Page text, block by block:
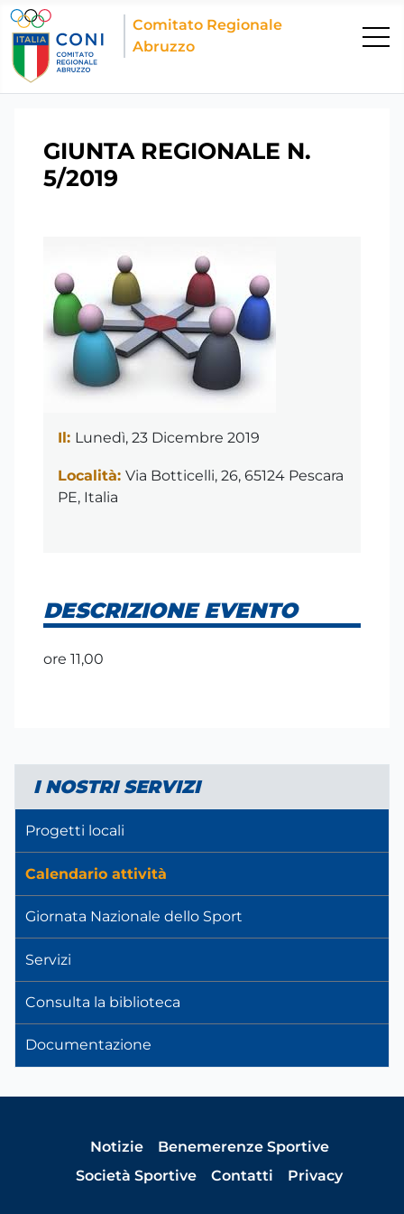
Comitato Regionale
Abruzzo
GIUNTA REGIONALE N.
5/2019
Il: Lunedì, 23 Dicembre 2019
Località: Via Botticelli, 26, 65124 Pescara
PE, Italia
DESCRIZIONE EVENTO
ore 11,00
I NOSTRI SERVIZI
Progetti locali
Calendario attività
Giornata Nazionale dello Sport
Servizi
Consulta la biblioteca
Documentazione
Notizie
Benemerenze Sportive
Società Sportive
Contatti Privacy